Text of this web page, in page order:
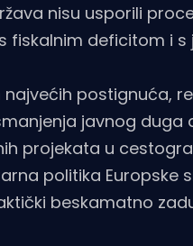
nisu usporili
fiskalnim deficitom i
postignuća,
javnog duga
projekata u
politika Europske
beskamatno